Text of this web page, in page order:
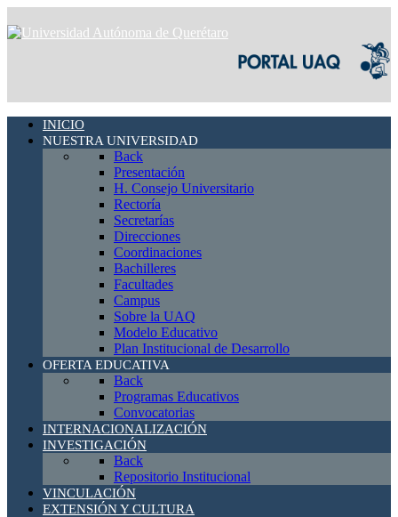
INICIO
NUESTRA UNIVERSIDAD
Back
Presentación
H. Consejo Universitario
Rectoría
Secretarías
Direcciones
Coordinaciones
Bachilleres
Facultades
Campus
Sobre la UAQ
Modelo Educativo
Plan Institucional de Desarrollo
OFERTA EDUCATIVA
Back
Programas Educativos
Convocatorias
INTERNACIONALIZACIÓN
INVESTIGACIÓN
Back
Repositorio Institucional
VINCULACIÓN
EXTENSIÓN Y CULTURA